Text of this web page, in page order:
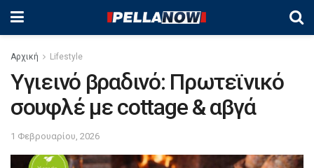
Αρχική Lifestyle
Υγιεινό βραδινό: Πρωτεϊνικό
σουφλέ με cottage & αβγά
1 Φεβρουαρίου, 2026